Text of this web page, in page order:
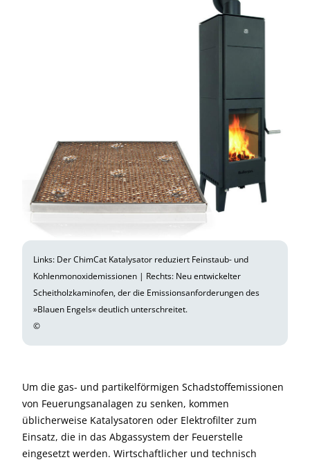
Links: Der ChimCat Katalysator reduziert Feinstaub- und
Kohlenmonoxidemissionen | Rechts: Neu entwickelter
Scheitholzkaminofen, der die Emissionsanforderungen des
»Blauen Engels« deutlich unterschreitet.
©
Um die gas- und partikelförmigen Schadstoffemissionen
von Feuerungsanalagen zu senken, kommen
üblicherweise Katalysatoren oder Elektrofilter zum
Einsatz, die in das Abgassystem der Feuerstelle
eingesetzt werden. Wirtschaftlicher und technisch